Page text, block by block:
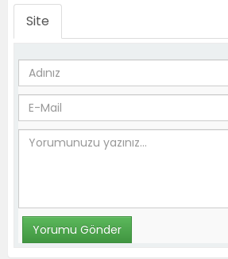
Site